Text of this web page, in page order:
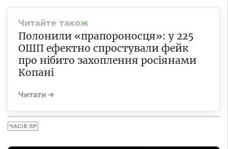
Полонили «прапороносця»: у 225
ОШП ефектно спростували фейк
про нібито захоплення росіянами
Копані
ЧАСІВ ЯР